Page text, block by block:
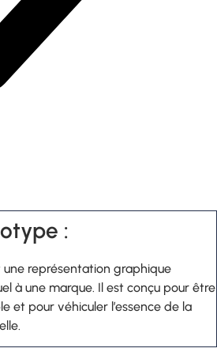
:
une représentation graphique
à une marque. Il est conçu pour être
et pour véhiculer l’essence de la